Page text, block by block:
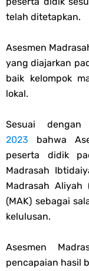
Jawaban Tugas
Soal OMI
Soal
Unduh Buku Teks
telah ditetapkan.
Asesmen
yang diajarkan
baik kelompok
lokal.
Sesuai dengan
2023 bahwa
peserta didik
Madrasah
Madrasah Aliyah
(MAK) sebagai
kelulusan.
Asesmen
pencapaian hasil